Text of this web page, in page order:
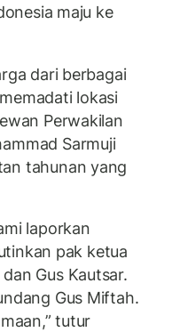
maju ke
dari berbagai
lokasi
Perwakilan
Sarmuji
tahunan yang
laporkan
pak ketua
Gus Kautsar.
Gus Miftah.
tutur